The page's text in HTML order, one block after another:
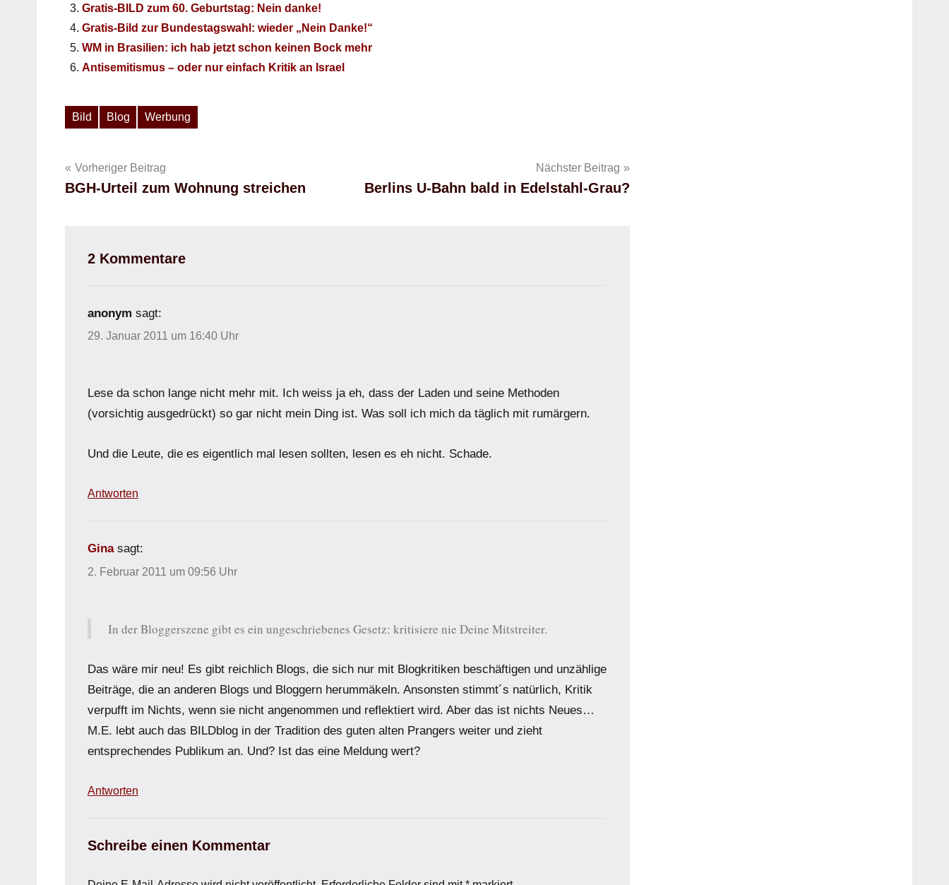
Gratis-BILD zum 60. Geburtstag: Nein danke!
Gratis-Bild zur Bundestagswahl: wieder „Nein Danke!“
WM in Brasilien: ich hab jetzt schon keinen Bock mehr
Antisemitismus – oder nur einfach Kritik an Israel
Schlagwörter
Bild Blog Werbung
Beitragsnavigation
Vorheriger Beitrag
BGH-Urteil zum Wohnung streichen
Nächster Beitrag
Berlins U-Bahn bald in Edelstahl-Grau?
2 Kommentare
anonym sagt:
29. Januar 2011 um 16:40 Uhr
Lese da schon lange nicht mehr mit. Ich weiss ja eh, dass der Laden und seine Methoden
(vorsichtig ausgedrückt) so gar nicht mein Ding ist. Was soll ich mich da täglich mit rumärgern.
Und die Leute, die es eigentlich mal lesen sollten, lesen es eh nicht. Schade.
Antworten
Gina sagt:
2. Februar 2011 um 09:56 Uhr
In der Bloggerszene gibt es ein ungeschriebenes Gesetz: kritisiere nie Deine Mitstreiter.
Das wäre mir neu! Es gibt reichlich Blogs, die sich nur mit Blogkritiken beschäftigen und unzählige
Beiträge, die an anderen Blogs und Bloggern herummäkeln. Ansonsten stimmt´s natürlich, Kritik
verpufft im Nichts, wenn sie nicht angenommen und reflektiert wird. Aber das ist nichts Neues…
M.E. lebt auch das BILDblog in der Tradition des guten alten Prangers weiter und zieht
entsprechendes Publikum an. Und? Ist das eine Meldung wert?
Antworten
Schreibe einen Kommentar